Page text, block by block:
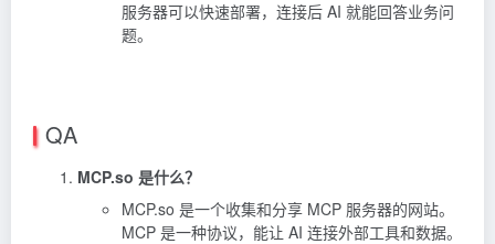
服务器可以快速部署，连接后 AI 就能回答业务问
题。
QA
MCP.so 是什么？
MCP.so 是一个收集和分享 MCP 服务器的网站。
MCP 是一种协议，能让 AI 连接外部工具和数据。